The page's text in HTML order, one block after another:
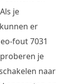
je
er
fout 7031
je
naar